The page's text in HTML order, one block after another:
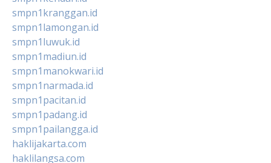
smpn1kranggan.id
smpn1lamongan.id
smpn1luwuk.id
smpn1madiun.id
smpn1manokwari.id
smpn1narmada.id
smpn1pacitan.id
smpn1padang.id
smpn1pailangga.id
haklijakarta.com
haklilangsa.com